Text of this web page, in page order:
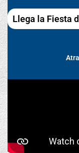
Llega la Fiesta